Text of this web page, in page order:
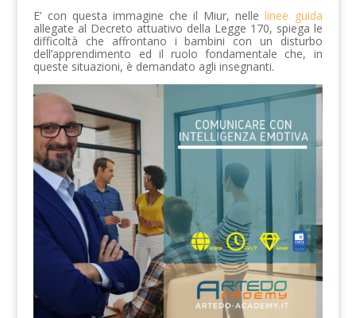
E’ con questa immagine che il Miur, nellelinee guida
allegate al Decreto attuativo della Legge 170, spiega le
difficoltà che affrontano i bambini con un disturbo
dell’apprendimento ed il ruolo fondamentale che, in
queste situazioni, è demandato agli insegnanti.